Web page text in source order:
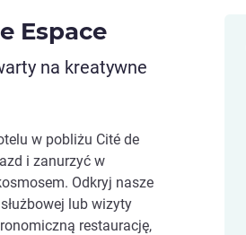
Espace
na kreatywne
w pobliżu Cité de
i zanurzyć w
Odkryj nasze
lub wizyty
restaurację,